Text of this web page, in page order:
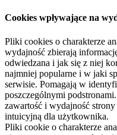
Cookies wpływające na
Pliki cookies o charakterze
wydajność zbierają
odwiedzana i jak się z niej
najmniej popularne i w jaki
serwisie. Pomagają w
poszczególnymi
zawartość i wydajność
intuicyjną dla użytkownika.
Pliki cookie o charakterze